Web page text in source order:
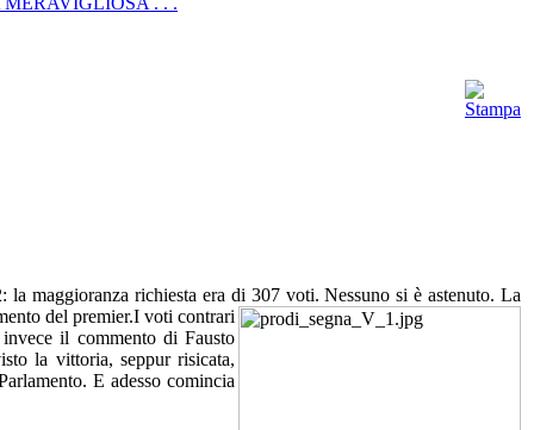
maggioranza richiesta era di 307 voti. Nessuno si è astenuto. La
del premier.I voti contrari
il commento di Fausto
la vittoria, seppur risicata,
E adesso comincia